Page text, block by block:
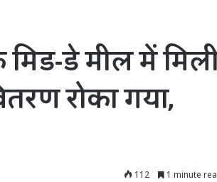
डे मील में
रोका गया,
112 1 minute